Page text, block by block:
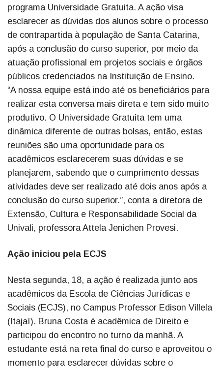
programa Universidade Gratuita. A ação visa
esclarecer as dúvidas dos alunos sobre o processo
de contrapartida à população de Santa Catarina,
após a conclusão do curso superior, por meio da
atuação profissional em projetos sociais e órgãos
públicos credenciados na Instituição de Ensino.
“A nossa equipe está indo até os beneficiários para
realizar esta conversa mais direta e tem sido muito
produtivo. O Universidade Gratuita tem uma
dinâmica diferente de outras bolsas, então, estas
reuniões são uma oportunidade para os
acadêmicos esclarecerem suas dúvidas e se
planejarem, sabendo que o cumprimento dessas
atividades deve ser realizado até dois anos após a
conclusão do curso superior.”, conta a diretora de
Extensão, Cultura e Responsabilidade Social da
Univali, professora Attela Jenichen Provesi.
Ação iniciou pela ECJS
Nesta segunda, 18, a ação é realizada junto aos
acadêmicos da Escola de Ciências Jurídicas e
Sociais (ECJS), no Campus Professor Edison Villela
(Itajaí). Bruna Costa é acadêmica de Direito e
participou do encontro no turno da manhã. A
estudante está na reta final do curso e aproveitou o
momento para esclarecer dúvidas sobre o